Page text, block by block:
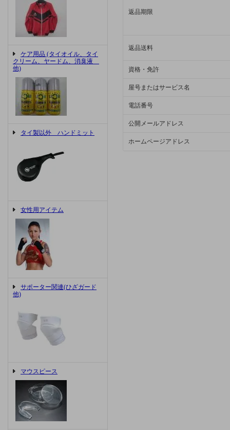
ケア用品 (タイオイル、タイ
クリーム、ヤードム、消臭液
他)
タイ製以外 ハンドミット
女性用アイテム
サポーター関連(ひざガード
他)
マウスピース
返品期限
返品送料
資格・免許
屋号またはサービス名
電話番号
公開メールアドレス
ホームページアドレス